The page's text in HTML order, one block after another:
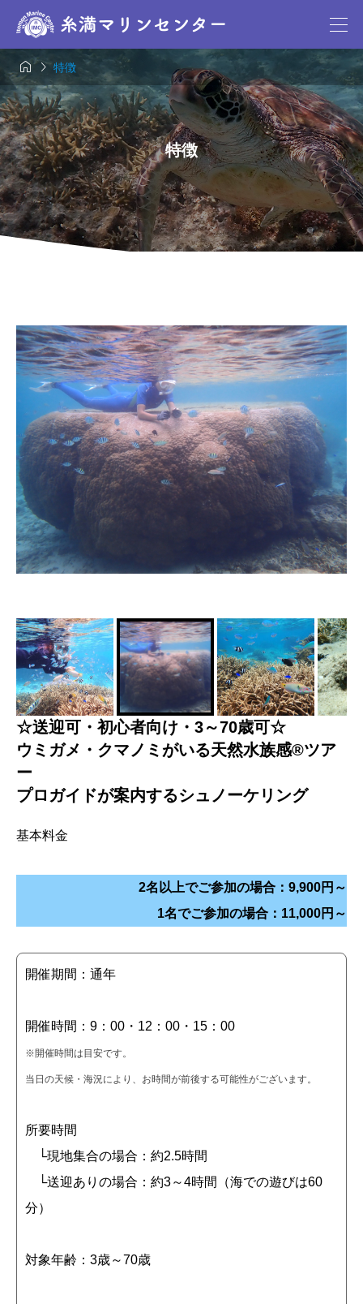
特徴
特徴
☆送迎可・初心者向け・3～70歳可☆
ウミガメ・クマノミがいる天然水族感®ツア
ー
プロガイドが案内するシュノーケリング
基本料金
2名以上でご参加の場合：9,900円～
1名でご参加の場合：11,000円～
開催期間：通年
開催時間：9：00・12：00・15：00
※開催時間は目安です。
当日の天候・海況により、お時間が前後する可能性がございます。
所要時間
└現地集合の場合：約2.5時間
└送迎ありの場合：約3～4時間（海での遊びは60
分）
対象年齢：3歳～70歳